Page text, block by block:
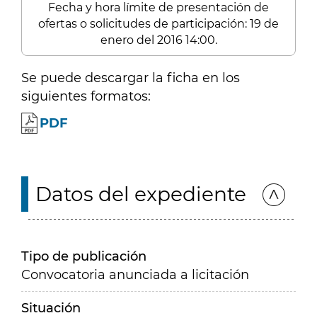
Fecha y hora límite de presentación de
ofertas o solicitudes de participación: 19 de
enero del 2016 14:00.
Se puede descargar la ficha en los
siguientes formatos:
PDF
Datos del expediente
Tipo de publicación
Convocatoria anunciada a licitación
Situación